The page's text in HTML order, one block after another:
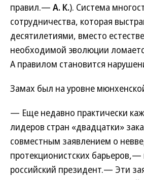
правил.— А. К.). Система
сотрудничества, которая
десятилетиями, вместо
необходимой эволюции
А правилом становится
Замах был на уровне
— Еще недавно практически
лидеров стран «двадцатки»
совместным заявлением о
протекционистских
российский президент.— Эти